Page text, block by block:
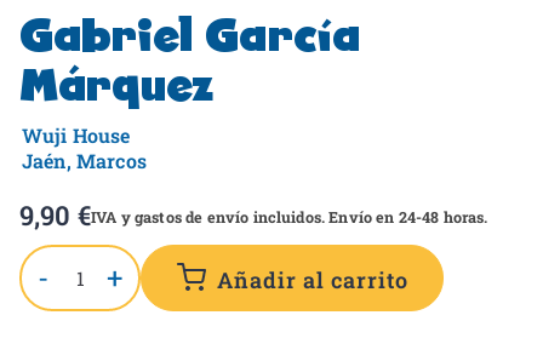
Gabriel García
Márquez
Wuji House
Jaén, Marcos
9,90 €IVA y gastos de envío incluidos. Envío en 24-48 horas.
- + Añadir al carrito